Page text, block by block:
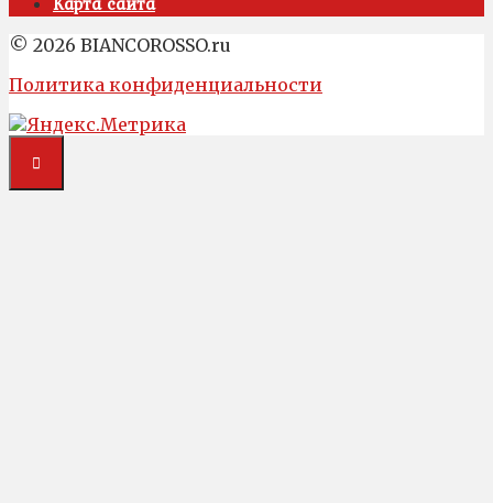
© 2026 BIANCOROSSO.ru
Политика конфиденциальности